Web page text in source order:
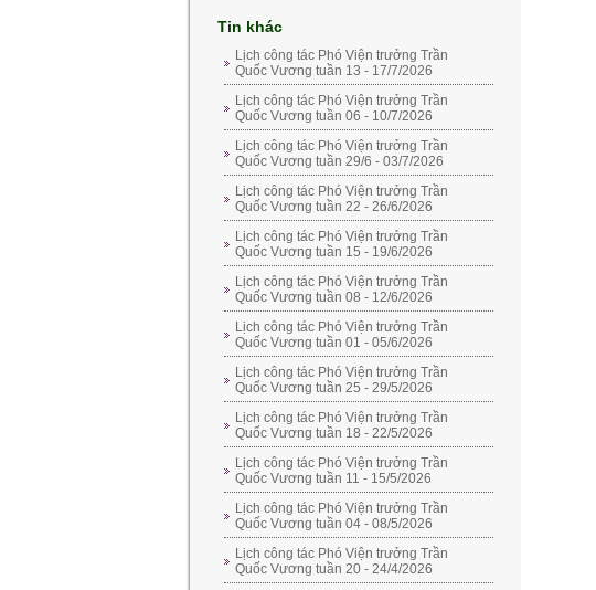
Tin khác
Lịch công tác Phó Viện trưởng Trần
Quốc Vương tuần 13 - 17/7/2026
Lịch công tác Phó Viện trưởng Trần
Quốc Vương tuần 06 - 10/7/2026
Lịch công tác Phó Viện trưởng Trần
Quốc Vương tuần 29/6 - 03/7/2026
Lịch công tác Phó Viện trưởng Trần
Quốc Vương tuần 22 - 26/6/2026
Lịch công tác Phó Viện trưởng Trần
Quốc Vương tuần 15 - 19/6/2026
Lịch công tác Phó Viện trưởng Trần
Quốc Vương tuần 08 - 12/6/2026
Lịch công tác Phó Viện trưởng Trần
Quốc Vương tuần 01 - 05/6/2026
Lịch công tác Phó Viện trưởng Trần
Quốc Vương tuần 25 - 29/5/2026
Lịch công tác Phó Viện trưởng Trần
Quốc Vương tuần 18 - 22/5/2026
Lịch công tác Phó Viện trưởng Trần
Quốc Vương tuần 11 - 15/5/2026
Lịch công tác Phó Viện trưởng Trần
Quốc Vương tuần 04 - 08/5/2026
Lịch công tác Phó Viện trưởng Trần
Quốc Vương tuần 20 - 24/4/2026